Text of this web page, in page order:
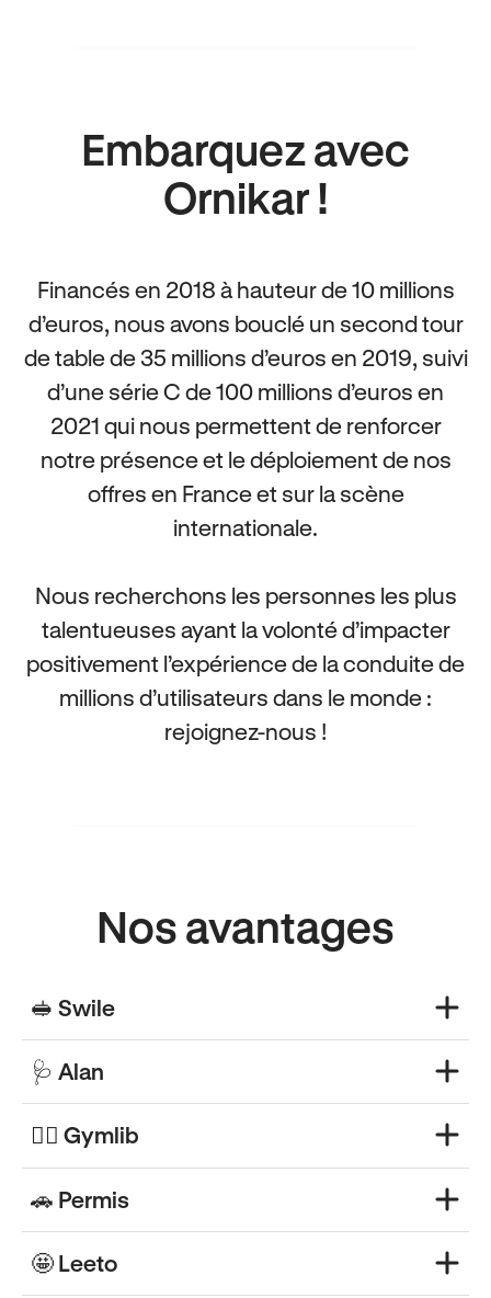
Embarquez avec
Ornikar !
Financés en 2018 à hauteur de 10 millions
d’euros, nous avons bouclé un second tour
de table de 35 millions d’euros en 2019, suivi
d’une série C de 100 millions d’euros en
2021 qui nous permettent de renforcer
notre présence et le déploiement de nos
offres en France et sur la scène
internationale.
Nous recherchons les personnes les plus
talentueuses ayant la volonté d’impacter
positivement l’expérience de la conduite de
millions d’utilisateurs dans le monde :
rejoignez-nous !
Nos avantages
🥪 Swile
🩺 Alan
🏃‍♀️ Gymlib
🚗 Permis
🤩 Leeto